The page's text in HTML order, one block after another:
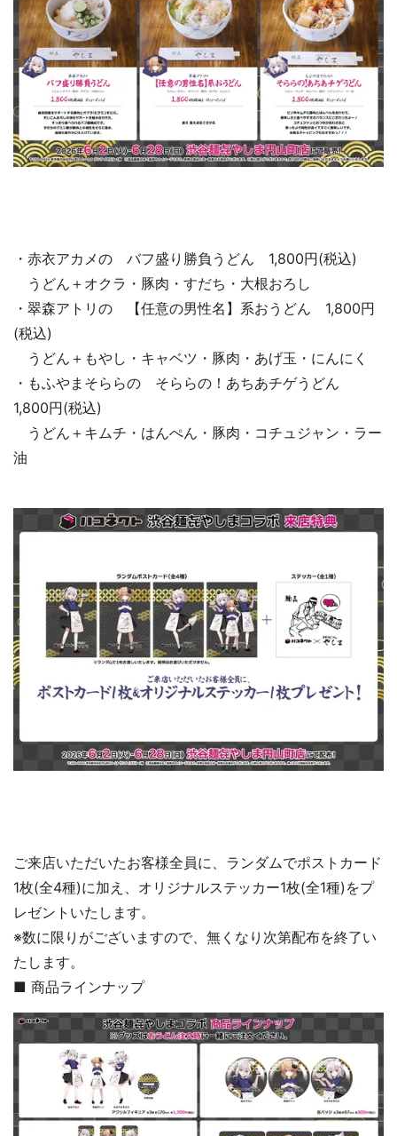
・赤衣アカメの バフ盛り勝負うどん 1,800円(税込)
うどん＋オクラ・豚肉・すだち・大根おろし
・翠森アトリの 【任意の男性名】系おうどん 1,800円
(税込)
うどん＋もやし・キャベツ・豚肉・あげ玉・にんにく
・もふやまそららの そららの！あちあチゲうどん
1,800円(税込)
うどん＋キムチ・はんぺん・豚肉・コチュジャン・ラー
油
ご来店いただいたお客様全員に、ランダムでポストカード
1枚(全4種)に加え、オリジナルステッカー1枚(全1種)をプ
レゼントいたします。
※数に限りがございますので、無くなり次第配布を終了い
たします。
■ 商品ラインナップ